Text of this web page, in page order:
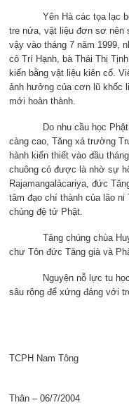
Yên Hà các tọa lạc bên
tre nứa, vật liệu đơn sơ nên
vậy vào tháng 7 năm 1999,
cô Trí Hạnh, bà Thái Thị
kiến bằng vật liệu kiên cố.
ảnh hưởng của cơn lũ khốc
mới hoàn thành.
Do nhu cầu học Phật
càng cao, Tăng xá trường
hành kiến thiết vào đầu
chuông có được là nhờ sự
Rajamangalàcariya, đức
tâm đạo chí thành của lão
chúng đệ tử Phật.
Tăng chúng chùa
chư Tôn đức Tăng già và
Nguyện nỗ lực tu học
sâu rộng để xứng đáng với
Ngày cử
TCPH Nam Tông
PL. 2548
Thân – 06/7/2004